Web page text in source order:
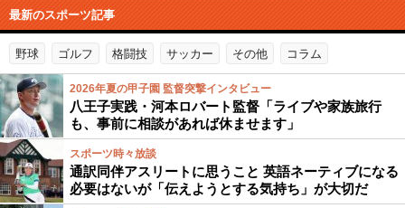
最新のスポーツ記事
野球 ゴルフ 格闘技 サッカー その他 コラム
2026年夏の甲子園 監督突撃インタビュー
八王子実践・河本ロバート監督「ライブや家族旅行
も、事前に相談があれば休ませます」
スポーツ時々放談
通訳同伴アスリートに思うこと 英語ネーティブになる
必要はないが「伝えようとする気持ち」が大切だ